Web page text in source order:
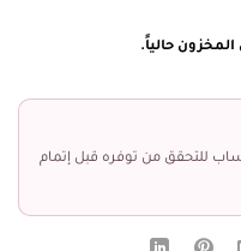
حالياً.
للتحقق من توفره قبل إتمام